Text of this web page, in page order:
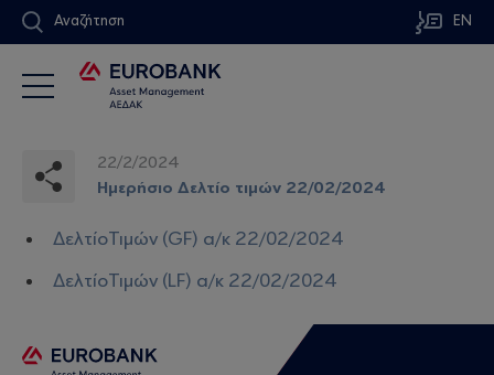
Αναζήτηση EN
22/2/2024
Ημερήσιο Δελτίο τιμών 22/02/2024
ΔελτίοΤιμών (GF) α/κ 22/02/2024
ΔελτίοΤιμών (LF) α/κ 22/02/2024